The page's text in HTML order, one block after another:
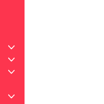
+
+
+
+